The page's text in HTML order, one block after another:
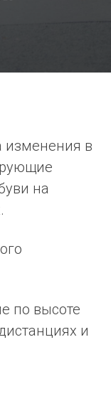
изменения в
на
по высоте
и